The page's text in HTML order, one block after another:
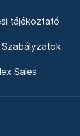
tájékoztató
Szabályzatok
Sales